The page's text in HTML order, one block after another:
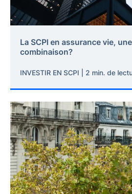
La SCPI en assurance vie,
combinaison?
INVESTIR EN SCPI | 2 min. de